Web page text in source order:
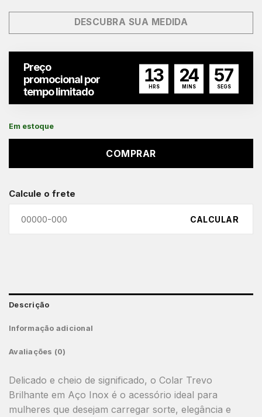
DESCUBRA SUA MEDIDA
Preço
promocional por
tempo limitado
13
HRS
24
MINS
56
SEGS
Em estoque
COMPRAR
Calcule o frete
CALCULAR
Descrição
Informação adicional
Avaliações (0)
Delicado e cheio de significado, o Colar Trevo
Brilhante em Aço Inox é o acessório ideal para
mulheres que desejam carregar sorte, elegância e